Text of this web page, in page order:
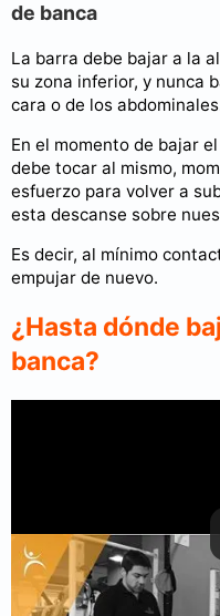
de banca
La barra debe bajar a la
su zona inferior, y nunca
cara o de los
En el momento de bajar
debe tocar al mismo,
esfuerzo para volver a
esta descanse sobre
Es decir, al mínimo
empujar de nuevo.
¿Hasta dónde
banca?